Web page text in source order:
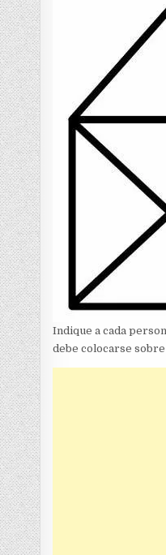
Indique a cada
debe colocarse